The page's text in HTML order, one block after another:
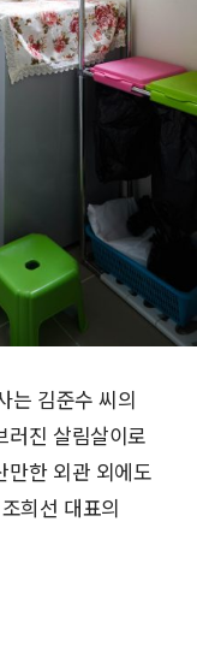
는 김준수 씨의
러진 살림살이로
만한 외관 외에도
희선 대표의